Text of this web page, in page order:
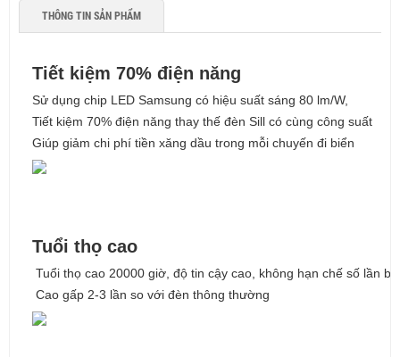
THÔNG TIN SẢN PHẨM
Tiết kiệm 70% điện năng
Sử dụng chip LED Samsung có hiệu suất sáng 80 lm/W,
Tiết kiệm 70% điện năng thay thế đèn Sill có cùng công suất
Giúp giảm chi phí tiền xăng dầu trong mỗi chuyến đi biển
Tuổi thọ cao
Tuổi thọ cao 20000 giờ, độ tin cậy cao, không hạn chế số lần
Cao gấp 2-3 lần so với đèn thông thường